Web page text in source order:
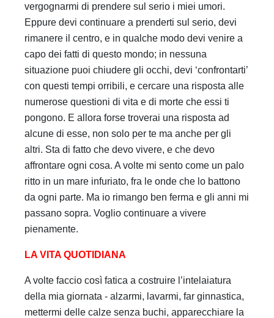
vergognarmi di prendere sul serio i miei umori.
Eppure devi continuare a prenderti sul serio, devi
rimanere il centro, e in qualche modo devi venire a
capo dei fatti di questo mondo; in nessuna
situazione puoi chiudere gli occhi, devi ‘confrontarti’
con questi tempi orribili, e cercare una risposta alle
numerose questioni di vita e di morte che essi ti
pongono. E allora forse troverai una risposta ad
alcune di esse, non solo per te ma anche per gli
altri. Sta di fatto che devo vivere, e che devo
affrontare ogni cosa. A volte mi sento come un palo
ritto in un mare infuriato, fra le onde che lo battono
da ogni parte. Ma io rimango ben ferma e gli anni mi
passano sopra. Voglio continuare a vivere
pienamente.
LA VITA QUOTIDIANA
A volte faccio così fatica a costruire l’intelaiatura
della mia giornata - alzarmi, lavarmi, far ginnastica,
mettermi delle calze senza buchi, apparecchiare la